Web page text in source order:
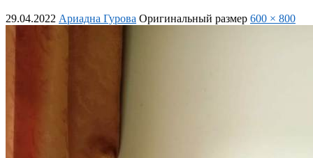
29.04.2022 Ариадна Гурова Оригинальный размер 600 × 800